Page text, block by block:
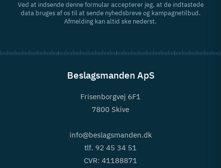
Ved at indsende denne formular accepterer jeg, at de indtastede
data bruges af os til at sende nyhedsbreve og kampagnetilbud.
Afmelding kan altid ske nederst.
Beslagsmanden ApS
Frisenborgvej 6F1
7800 Skive
info@beslagsmanden.dk
tlf. 92 45 34 51
CVR: 41188871